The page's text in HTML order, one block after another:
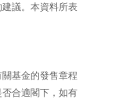
議。本資料所表
基金的發售章程
合適閣下，如有